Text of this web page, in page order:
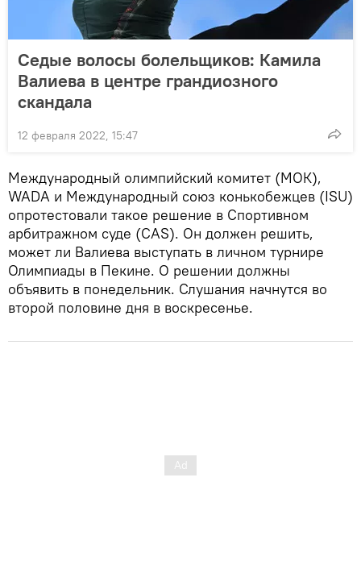
Седые волосы болельщиков: Камила
Валиева в центре грандиозного
скандала
12 февраля 2022, 15:47
Международный олимпийский комитет (МОК),
WADA и Международный союз конькобежцев (ISU)
опротестовали такое решение в Спортивном
арбитражном суде (CAS). Он должен решить,
может ли Валиева выступать в личном турнире
Олимпиады в Пекине. О решении должны
объявить в понедельник. Слушания начнутся во
второй половине дня в воскресенье.